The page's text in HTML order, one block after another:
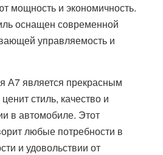
мощность и экономичность.
оснащен современной
управляемость и
А7 является прекрасным
стиль, качество и
в автомобиле. Этот
любые потребности в
и удовольствии от